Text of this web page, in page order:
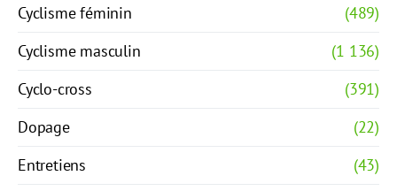
Cyclisme féminin
(489)
Cyclisme masculin
(1 136)
Cyclo-cross
(391)
Dopage
(22)
Entretiens
(43)